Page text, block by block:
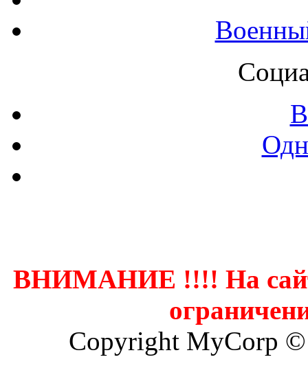
ВНИМАНИЕ !!!! На
Copyright MyCorp